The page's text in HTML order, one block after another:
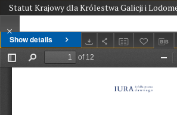
Show details
Statut Krajowy dla Królestwa Galicji i